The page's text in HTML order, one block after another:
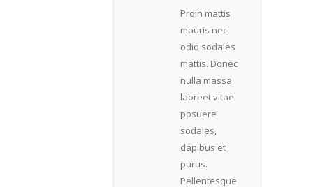
Proin mattis
mauris nec
odio sodales
mattis. Donec
nulla massa,
laoreet vitae
posuere
sodales,
dapibus et
purus.
Pellentesque